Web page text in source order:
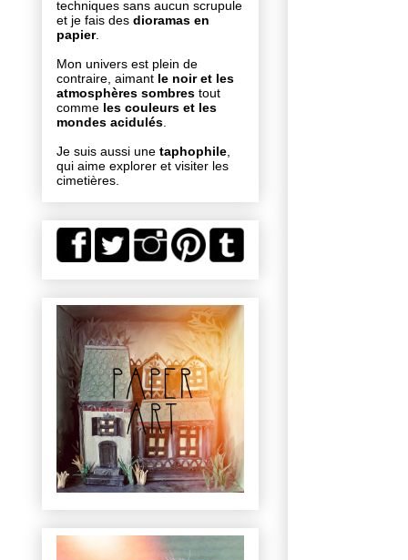
techniques sans aucun scrupule
et je fais des dioramas en
papier.
Mon univers est plein de
contraire, aimant le noir et les
atmosphères sombres tout
comme les couleurs et les
mondes acidulés
Je suis aussi une taphophile
qui aime explorer et visiter les
cimetières.